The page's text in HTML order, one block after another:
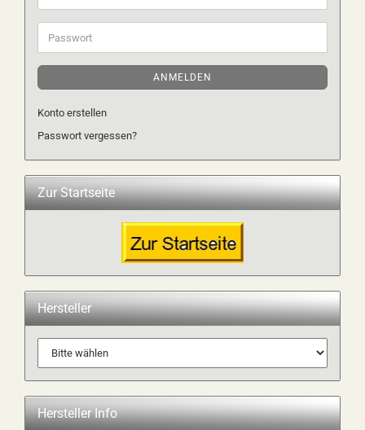
Mail-
Adresse
Passwort
ANMELDEN
Konto erstellen
Passwort vergessen?
Zur Startseite
Hersteller
Hersteller Info